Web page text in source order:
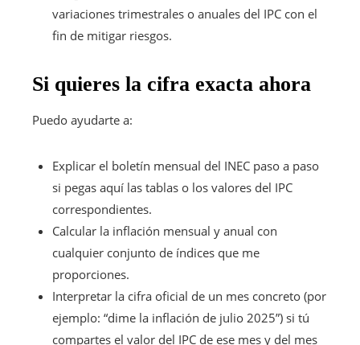
variaciones trimestrales o anuales del IPC con el
fin de mitigar riesgos.
Si quieres la cifra exacta ahora
Puedo ayudarte a:
Explicar el boletín mensual del INEC paso a paso
si pegas aquí las tablas o los valores del IPC
correspondientes.
Calcular la inflación mensual y anual con
cualquier conjunto de índices que me
proporciones.
Interpretar la cifra oficial de un mes concreto (por
ejemplo: “dime la inflación de julio 2025”) si tú
compartes el valor del IPC de ese mes y del mes